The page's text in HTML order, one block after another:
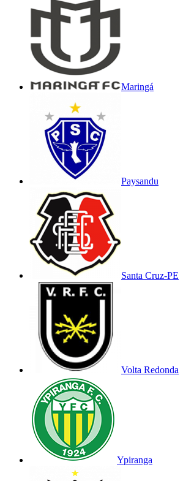
Maringá
Paysandu
Santa Cruz-PE
Volta Redonda
Ypiranga